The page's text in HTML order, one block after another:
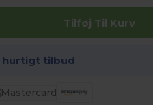
Tilføj Til Kurv
hurtigt tilbud